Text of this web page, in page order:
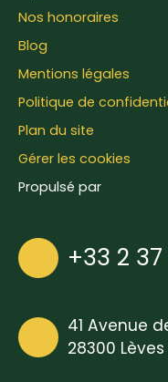
Nos honoraires
Blog
Mentions légales
Politique de
Plan du site
Gérer les cookies
Propulsé par
+33 2 37
41 Avenue
28300 Lèves